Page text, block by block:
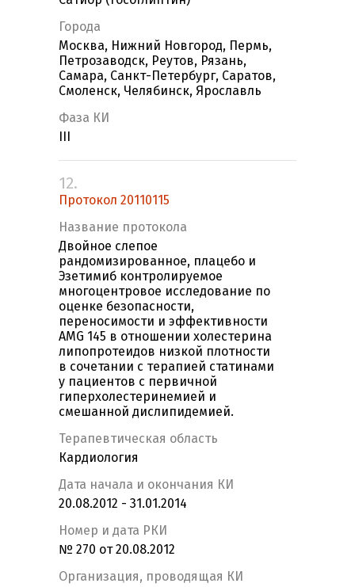
Города
Москва, Нижний Новгород, Пермь,
Петрозаводск, Реутов, Рязань,
Самара, Санкт-Петербург, Саратов,
Смоленск, Челябинск, Ярославль
Фаза КИ
12.
Протокол 20110115
Название протокола
Двойное слепое
рандомизированное, плацебо и
Эзетимиб контролируемое
многоцентровое исследование по
оценке безопасности,
переносимости и эффективности
AMG 145 в отношении холестерина
липопротеидов низкой плотности
в сочетании с терапией статинами
у пациентов с первичной
гиперхолестеринемией и
смешанной дислипидемией.
Терапевтическая область
Кардиология
Дата начала и окончания КИ
20.08.2012 - 31.01.2014
Номер и дата РКИ
№ 270 от 20.08.2012
Организация, проводящая КИ